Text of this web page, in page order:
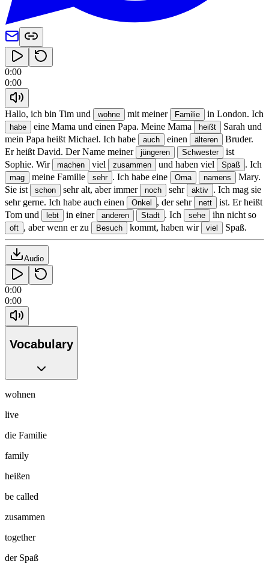
0:00
0:00
Hallo, ich bin Tim und wohne mit meiner Familie in London. Ich
habe eine Mama und einen Papa. Meine Mama heißt
Sarah und
mein Papa heißt Michael. Ich habe
auch einen älteren
Bruder.
Er heißt David. Der Name meiner
jüngeren Schwester
ist
Sophie. Wir
machen viel zusammen und haben viel Spaß . Ich
mag meine Familie sehr . Ich habe eine Oma namens
Mary.
Sie ist
schon sehr alt, aber immer noch sehr aktiv . Ich mag sie
sehr gerne. Ich habe auch einen
Onkel , der sehr nett
ist. Er heißt
Tom und
lebt in einer anderen Stadt . Ich sehe ihn nicht so
oft , aber wenn er zu Besuch kommt, haben wir viel Spaß.
Audio
0:00
0:00
Vocabulary
wohnen
live
die Familie
family
heißen
be called
zusammen
together
der Spaß